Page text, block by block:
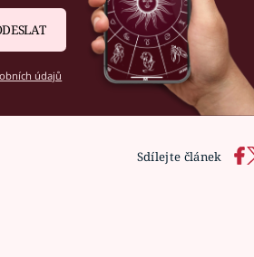
údajů
Sdílejte článek